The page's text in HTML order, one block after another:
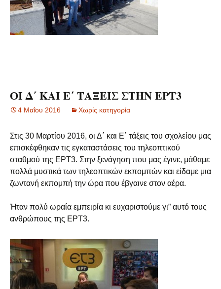
ΟΙ Δ΄ ΚΑΙ Ε΄ ΤΑΞΕΙΣ ΣΤΗΝ ΕΡΤ3
4 Μαΐου 2016 Χωρίς κατηγορία
Στις 30 Μαρτίου 2016, οι Δ΄ και Ε΄ τάξεις του σχολείου μας
επισκέφθηκαν τις εγκαταστάσεις του τηλεοπτικού
σταθμού της ΕΡΤ3. Στην ξενάγηση που μας έγινε, μάθαμε
πολλά μυστικά των τηλεοπτικών εκπομπών και είδαμε μια
ζωντανή εκπομπή την ώρα που έβγαινε στον αέρα.
Ήταν πολύ ωραία εμπειρία κι ευχαριστούμε γι” αυτό τους
ανθρώπους της ΕΡΤ3.